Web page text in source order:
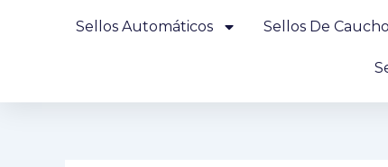
Sellos Automáticos Sellos De